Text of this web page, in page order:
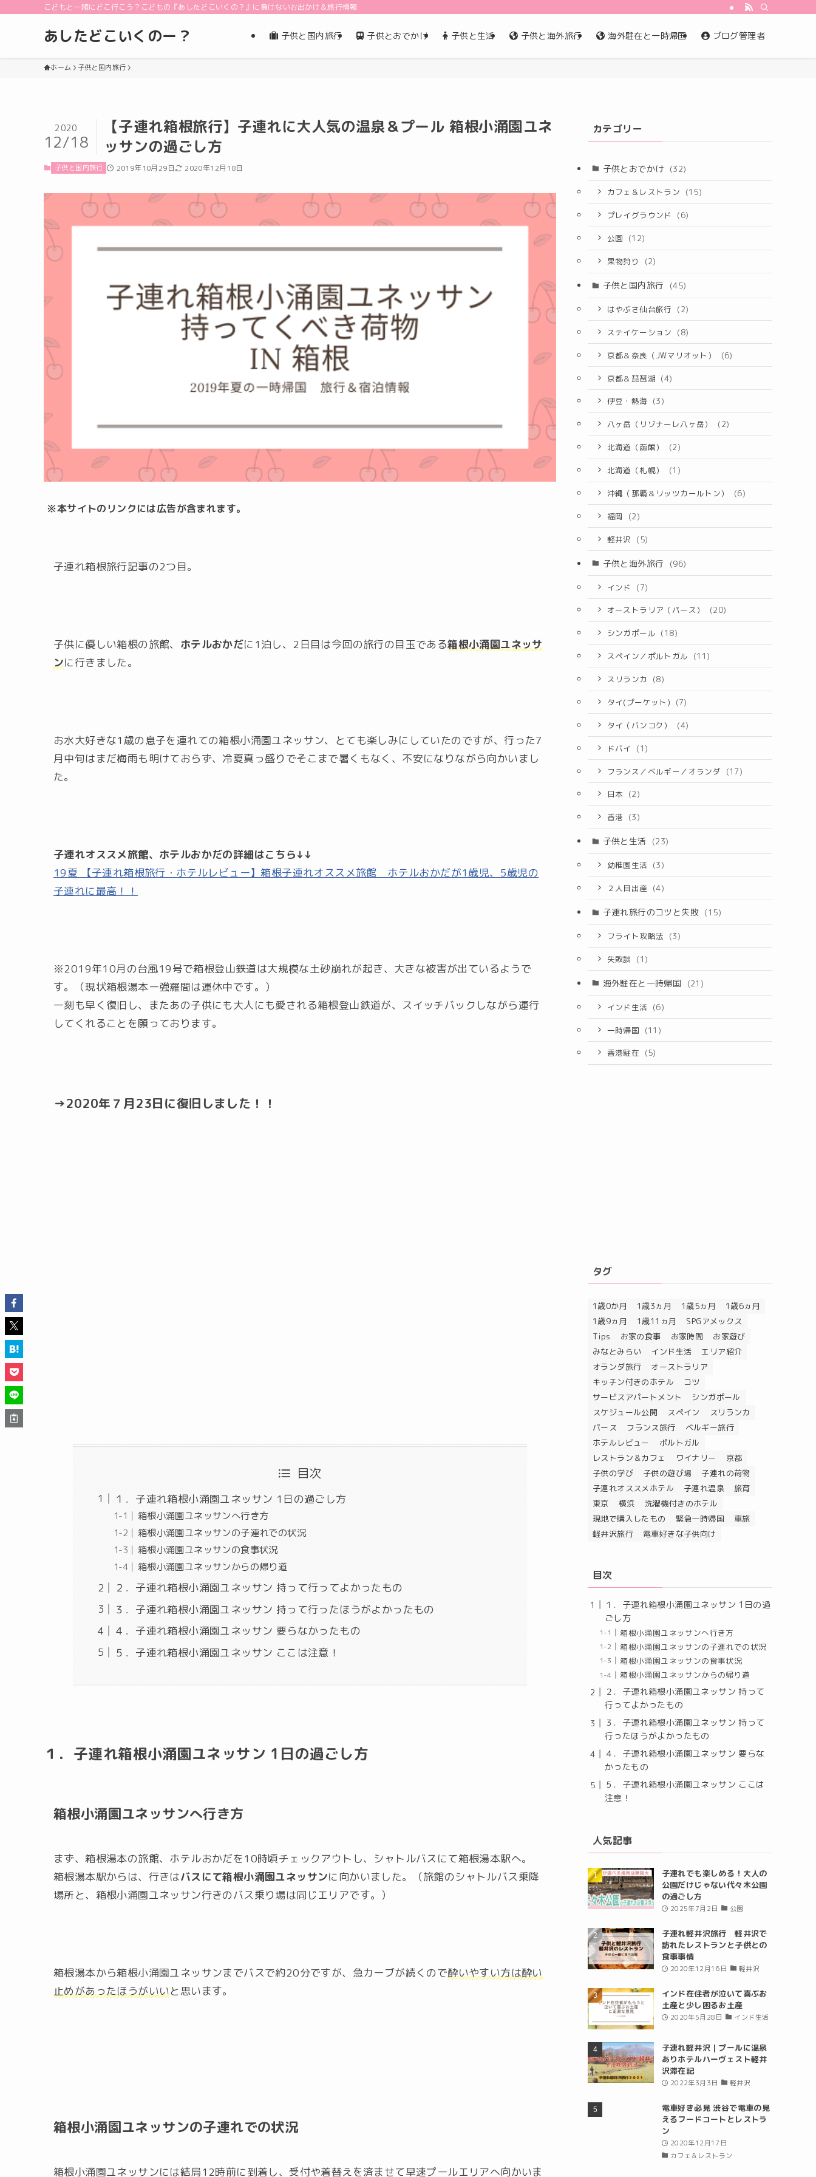
こどもと一緒にどこ行こう？こどもの『あしたどこいくの？』に負けないお出かけ＆旅行情報
あしたどこいくのー？ 子供と国内旅行 子供とおでかけ 子供と生活 子供と海外旅行 海外駐在と一時帰国 ブログ管理者
ホーム 子供と国内旅行
【子連れ箱根旅行】子連れに大人気の温泉＆プール 箱根小涌園ユネ
ッサンの過ごし方
2020
12/18
子供と国内旅行 2019年10月29日 2020年12月18日
※本サイトのリンクには広告が含まれます。
子連れ箱根旅行記事の2つ目。
子供に優しい箱根の旅館、 ホテルおかだに1泊し、2日目は今回の旅行の目玉である箱根小涌園ユネッサ
ンに行きました。
お水大好きな1歳の息子を連れての箱根小涌園ユネッサン、とても楽しみにしていたのですが、行った7
月中旬はまだ梅雨も明けておらず、冷夏真っ盛りでそこまで暑くもなく、不安になりながら向かいまし
た。
子連れオススメ旅館、ホテルおかだの詳細はこちら↓↓
19夏 【子連れ箱根旅行・ホテルレビュー】箱根子連れオススメ旅館 ホテルおかだが1歳児、5歳児の
子連れに最高！！
※2019年10月の台風19号で箱根登山鉄道は大規模な土砂崩れが起き、大きな被害が出ているようで
す。（現状箱根湯本ー強羅間は運休中です。）
一刻も早く復旧し、またあの子供にも大人にも愛される箱根登山鉄道が、スイッチバックしながら運行
してくれることを願っております。
→2020年７月23日に復旧しました！！
目次
１．子連れ箱根小涌園ユネッサン 1日の過ごし方
箱根小涌園ユネッサンへ行き方
箱根小涌園ユネッサンの子連れでの状況
箱根小涌園ユネッサンの食事状況
箱根小涌園ユネッサンからの帰り道
２．子連れ箱根小涌園ユネッサン 持って行ってよかったもの
３．子連れ箱根小涌園ユネッサン 持って行ったほうがよかったもの
４．子連れ箱根小涌園ユネッサン 要らなかったもの
５．子連れ箱根小涌園ユネッサン ここは注意！
１．子連れ箱根小涌園ユネッサン 1日の過ごし方
箱根小涌園ユネッサンへ行き方
まず、箱根湯本の旅館、ホテルおかだを10時頃チェックアウトし、シャトルバスにて箱根湯本駅へ。
箱根湯本駅からは、行きはバスにて箱根小涌園ユネッサンに向かいました。（旅館のシャトルバス乗降
場所と、箱根小涌園ユネッサン行きのバス乗り場は同じエリアです。）
箱根湯本から箱根小涌園ユネッサンまでバスで約20分ですが、急カーブが続くので酔いやすい方は酔い
止めがあったほうがいいと思います。
箱根小涌園ユネッサンの子連れでの状況
箱根小涌園ユネッサンには結局12時前に到着し、受付や着替えを済ませて早速プールエリアへ向かいま
カテゴリー
子供とおでかけ (32)
カフェ＆レストラン (15)
プレイグラウンド (6)
公園 (12)
果物狩り (2)
子供と国内旅行 (45)
はやぶさ仙台旅行 (2)
ステイケーション (8)
京都＆奈良（JWマリオット） (6)
京都＆琵琶湖 (4)
伊豆・熱海 (3)
八ヶ岳（リゾナーレ八ヶ岳） (2)
北海道（函館） (2)
北海道（札幌） (1)
沖縄（那覇＆リッツカールトン） (6)
福岡 (2)
軽井沢 (5)
子供と海外旅行 (96)
インド (7)
オーストラリア（パース） (20)
シンガポール (18)
スペイン／ポルトガル (11)
スリランカ (8)
タイ(プーケット) (7)
タイ（バンコク） (4)
ドバイ (1)
フランス／ベルギー／オランダ (17)
日本 (2)
香港 (3)
子供と生活 (23)
幼稚園生活 (3)
２人目出産 (4)
子連れ旅行のコツと失敗 (15)
フライト攻略法 (3)
失敗談 (1)
海外駐在と一時帰国 (21)
インド生活 (6)
一時帰国 (11)
香港駐在 (5)
タグ
1歳0か月 1歳3ヵ月 1歳5ヵ月
1歳6ヵ月
1歳9ヵ月
1歳11ヵ月
SPGアメックス
Tips
お家の食事 お家時間
お家遊び
みなとみらい
インド生活
エリア紹介
オランダ旅行
オーストラリア
キッチン付きのホテル
コツ
サービスアパートメント
シンガポール
スケジュール公開
スペイン
スリランカ
パース
フランス旅行
ベルギー旅行
ホテルレビュー
ポルトガル
レストラン＆カフェ
ワイナリー
京都
子供の学び
子供の遊び場
子連れの荷物
子連れオススメホテル
子連れ温泉
旅育
東京
横浜
洗濯機付きのホテル
現地で購入したもの
緊急一時帰国
車旅
軽井沢旅行
電車好きな子供向け
目次
１．子連れ箱根小涌園ユネッサン 1日の過
ごし方
箱根小涌園ユネッサンへ行き方
箱根小涌園ユネッサンの子連れでの状況
箱根小涌園ユネッサンの食事状況
箱根小涌園ユネッサンからの帰り道
２．子連れ箱根小涌園ユネッサン 持って
行ってよかったもの
３．子連れ箱根小涌園ユネッサン 持って
行ったほうがよかったもの
４．子連れ箱根小涌園ユネッサン 要らな
かったもの
５．子連れ箱根小涌園ユネッサン ここは
注意！
人気記事
子連れでも楽しめる！大人の
公園だけじゃない代々木公園
の過ごし方
2025年7月2日 公園
子連れ軽井沢旅行 軽井沢で
訪れたレストランと子供との
食事事情
2020年12月16日 軽井沢
インド在住者が泣いて喜ぶお
土産と少し困るお土産
2020年5月28日 インド生活
子連れ軽井沢｜プールに温泉
ありホテルハーヴェスト軽井
沢滞在記
2022年3月3日 軽井沢
電車好き必見 渋谷で電車の見
えるフードコートとレストラ
ン
2020年12月17日
カフェ＆レストラン